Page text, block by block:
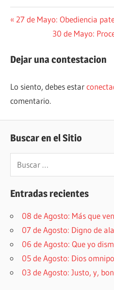
Navegación
entradas
Entrada
27 de Mayo: Obediencia
Siguiente
30 de Mayo:
Dejar una contestacion
Lo siento, debes estar
comentario.
Buscar en el Sitio
Buscar:
Entradas recientes
08 de Agosto: Más que
07 de Agosto: Digno de
06 de Agosto: Que yo
05 de Agosto: Dios
03 de Agosto: Justo, y,